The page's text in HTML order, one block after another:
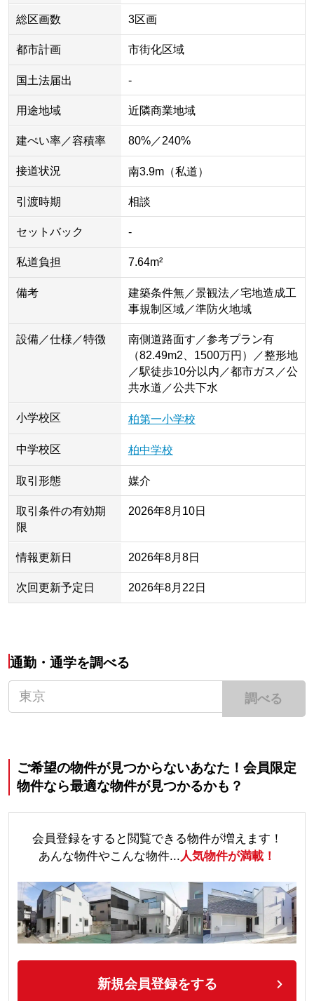
総区画数 3区画
都市計画 市街化区域
国土法届出 -
用途地域 近隣商業地域
建ぺい率／容積率 80%／240%
接道状況 南3.9m（私道）
引渡時期 相談
セットバック -
私道負担 7.64m²
備考
建築条件無／景観法／宅地造成工
事規制区域／準防火地域
設備／仕様／特徴
南側道路面す／参考プラン有
（82.49m2、1500万円）／整形地
／駅徒歩10分以内／都市ガス／公
共水道／公共下水
小学校区 柏第一小学校
中学校区 柏中学校
取引形態 媒介
取引条件の有効期
限
2026年8月10日
情報更新日 2026年8月8日
次回更新予定日 2026年8月22日
通勤・通学を調べる
調べる
ご希望の物件が見つからないあなた！会員限定
物件なら最適な物件が見つかるかも？
会員登録をすると閲覧できる物件が増えます！
あんな物件やこんな物件... 人気物件が満載！
新規会員登録をする